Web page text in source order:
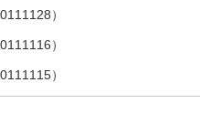
）
）
）